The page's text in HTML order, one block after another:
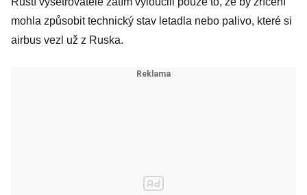
mohla způsobit technický stav letadla nebo palivo, které si
airbus vezl už z Ruska.